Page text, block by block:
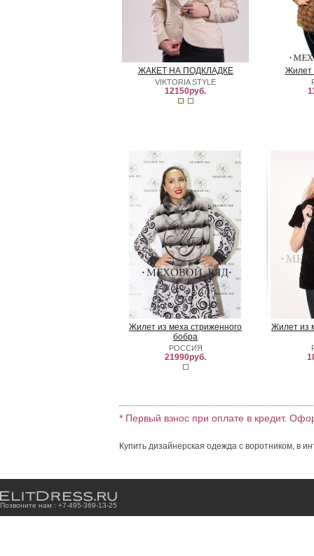
ЖАКЕТ НА ПОДКЛАДКЕ
VIKTORIA STYLE
12150руб.
Жилет
Жилет из меха стриженного
бобра
РОССИЯ
21990руб.
Жилет из
* Первый взнос при оплате в кредит.
Купить дизайнерская одежда с воротником, в
Позвоните нам : +7-495-369-13-25